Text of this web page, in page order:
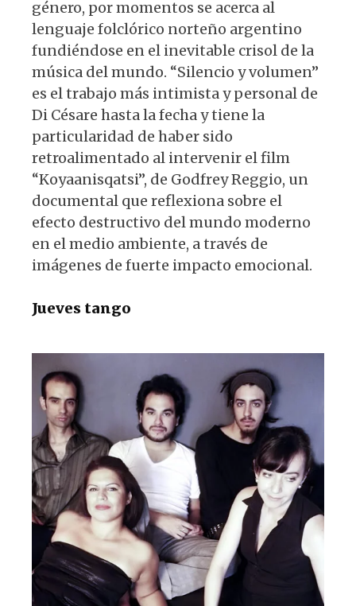
género, por momentos se acerca al
lenguaje folclórico norteño argentino
fundiéndose en el inevitable crisol de la
música del mundo. “Silencio y volumen”
es el trabajo más intimista y personal de
Di Césare hasta la fecha y tiene la
particularidad de haber sido
retroalimentado al intervenir el film
“Koyaanisqatsi”, de Godfrey Reggio, un
documental que reflexiona sobre el
efecto destructivo del mundo moderno
en el medio ambiente, a través de
imágenes de fuerte impacto emocional.
Jueves tango